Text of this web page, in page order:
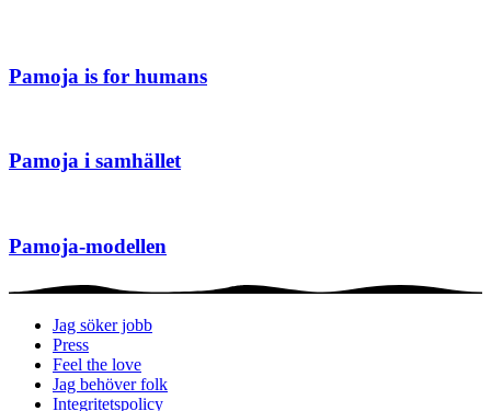
Pamoja is for humans
Pamoja i samhället
Pamoja-modellen
Jag söker jobb
Press
Feel the love
Jag behöver folk
Integritetspolicy